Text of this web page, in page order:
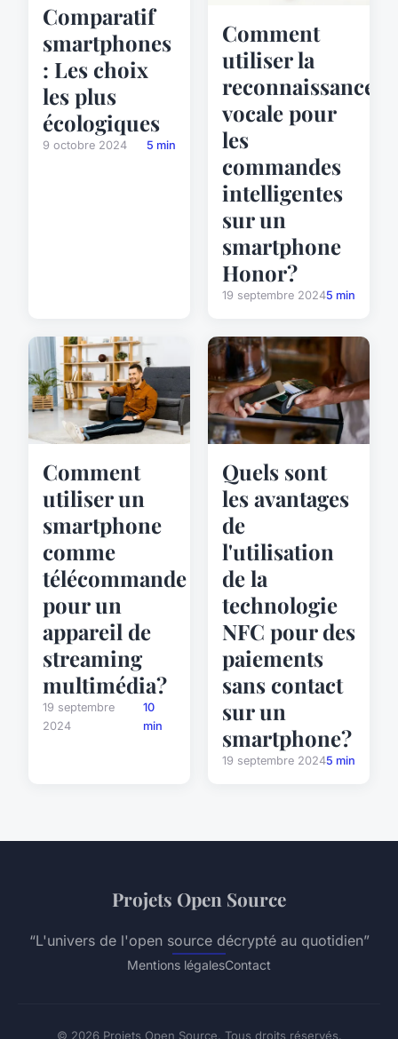
Comparatif
smartphones
: Les choix
les plus
écologiques
9 octobre 2024 5 min
Comment
utiliser la
reconnaissance
vocale pour
les
commandes
intelligentes
sur un
smartphone
Honor?
19 septembre 20245 min
Comment
utiliser un
smartphone
comme
télécommande
pour un
appareil de
streaming
multimédia?
19 septembre
2024
10
min
Quels sont
les avantages
de
l'utilisation
de la
technologie
NFC pour des
paiements
sans contact
sur un
smartphone?
19 septembre 20245 min
Projets Open Source
“L'univers de l'open source décrypté au quotidien”
Mentions légalesContact
© 2026 Projets Open Source. Tous droits réservés.